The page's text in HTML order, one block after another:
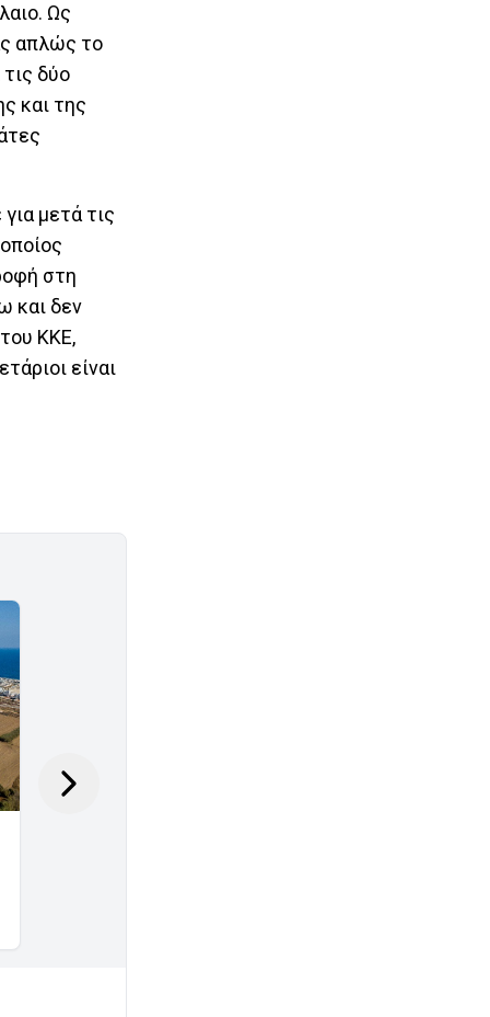
Ως
απλώς το
δύο
και της
μετά τις
στη
και δεν
ΚΚΕ,
είναι